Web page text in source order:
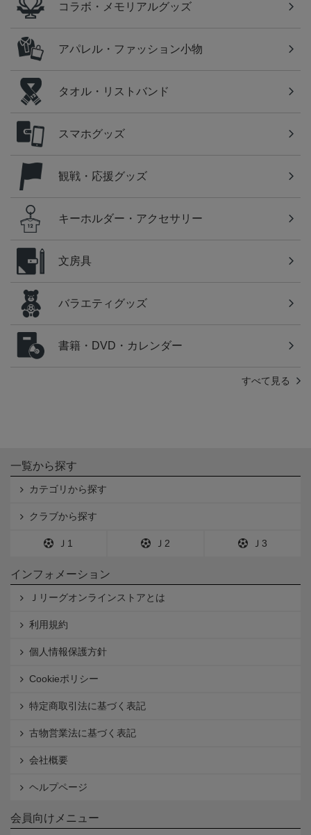
コラボ・メモリアルグッズ
アパレル・ファッション小物
タオル・リストバンド
スマホグッズ
観戦・応援グッズ
キーホルダー・アクセサリー
文房具
バラエティグッズ
書籍・DVD・カレンダー
すべて見る
一覧から探す
カテゴリから探す
クラブから探す
Ｊ1 Ｊ2 Ｊ3
インフォメーション
Ｊリーグオンラインストアとは
利用規約
個人情報保護方針
Cookieポリシー
特定商取引法に基づく表記
古物営業法に基づく表記
会社概要
ヘルプページ
会員向けメニュー